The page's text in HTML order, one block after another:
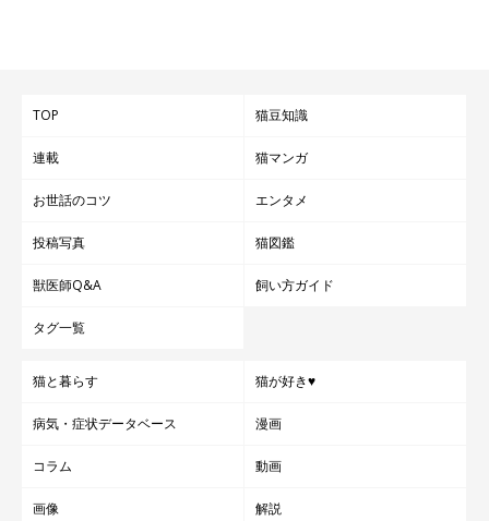
TOP 猫豆知識
連載 猫マンガ
お世話のコツ エンタメ
投稿写真 猫図鑑
獣医師Q&A 飼い方ガイド
タグ一覧
猫と暮らす 猫が好き♥
病気・症状データベース 漫画
コラム 動画
画像 解説